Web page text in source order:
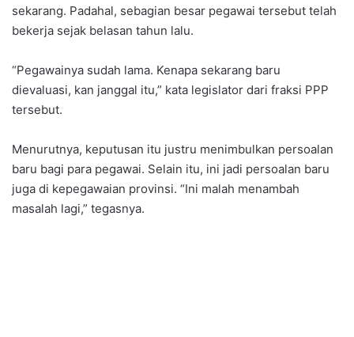
sekarang. Padahal, sebagian besar pegawai tersebut telah
bekerja sejak belasan tahun lalu.
“Pegawainya sudah lama. Kenapa sekarang baru
dievaluasi, kan janggal itu,” kata legislator dari fraksi PPP
tersebut.
Menurutnya, keputusan itu justru menimbulkan persoalan
baru bagi para pegawai. Selain itu, ini jadi persoalan baru
juga di kepegawaian provinsi. “Ini malah menambah
masalah lagi,” tegasnya.